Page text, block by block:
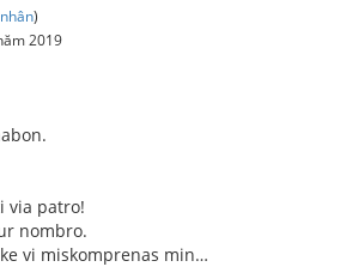
)
2019
via patro!
nombro.
vi miskomprenas min…